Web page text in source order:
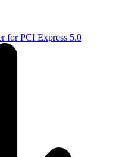
for PCI Express 5.0